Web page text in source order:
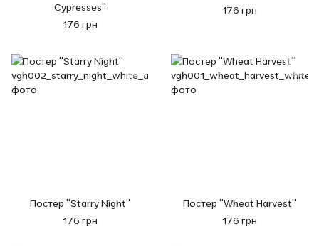
Cypresses"
176 грн
176 грн
Постер "Starry Night"
176 грн
Постер "Wheat Harvest"
176 грн